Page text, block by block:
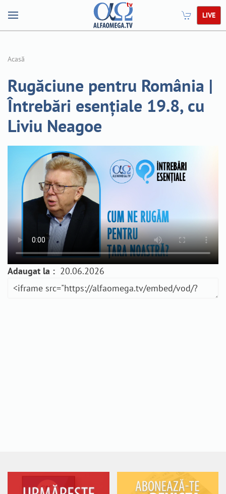
LIVE
Acasă
Rugăciune pentru România |
Întrebări esențiale 19.8, cu
Liviu Neagoe
Adaugat la : 20.06.2026